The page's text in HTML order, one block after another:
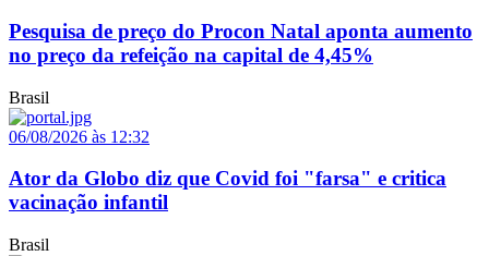
Pesquisa de preço do Procon Natal aponta aumento
no preço da refeição na capital de 4,45%
Brasil
06/08/2026 às 12:32
Ator da Globo diz que Covid foi "farsa" e critica
vacinação infantil
Brasil